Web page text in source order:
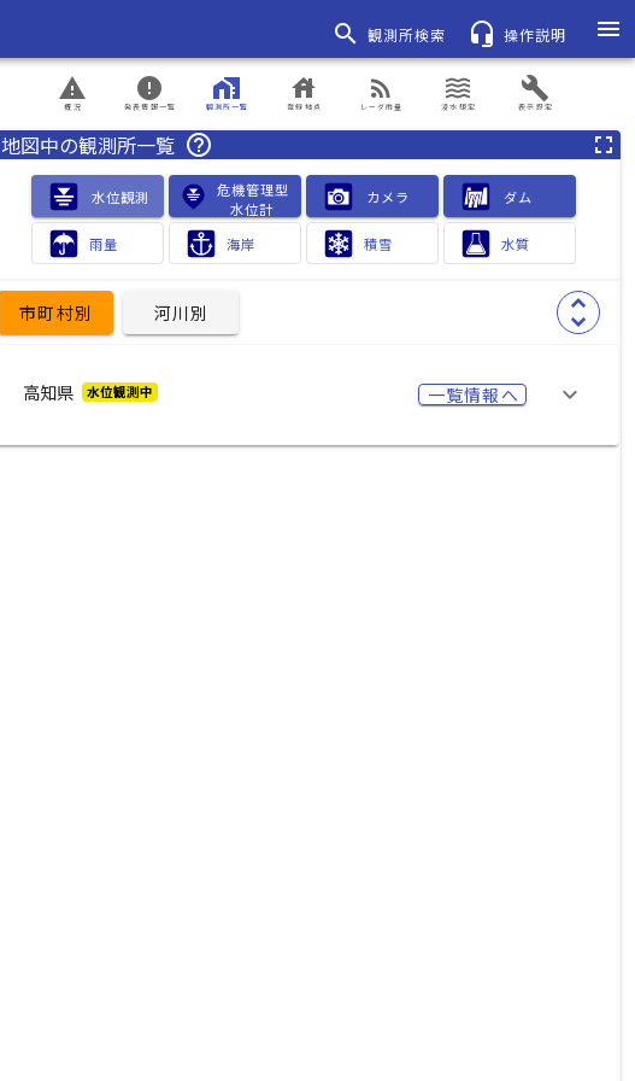
search 観測所検索 headset_mic 操作説明
menu
概況
report_problem
発表情報一覧
error
観測所一覧
home_work
登録地点
house
レーダ雨量
rss_feed
浸水想定
waves
表示設定
build
地図中の観測所一覧 help_outline fullscreen
水位観測
危機管理型
水位計
カメラ ダム
雨量 海岸 積雪 水質
市町村別 河川別 unfold_more
高知県 水位観測中 一覧情報へ keyboard_arrow_down